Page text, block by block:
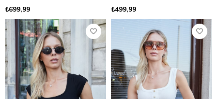
₺699,99
₺499,99